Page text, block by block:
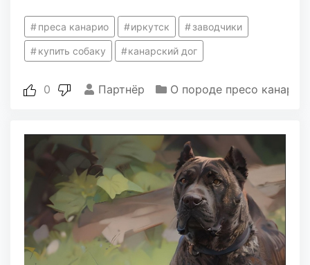
преса канарио иркутск заводчики
купить собаку канарский дог
0 Партнёр О породе пресо канарио